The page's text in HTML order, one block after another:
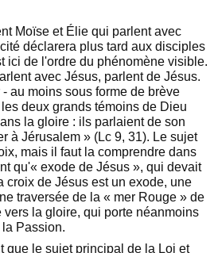
Moïse et Élie qui parlent avec
déclarera plus tard aux disciples
ici de l'ordre du phénomène visible.
avec Jésus, parlent de Jésus.
au moins sous forme de brève
deux grands témoins de Dieu
la gloire : ils parlaient de son
à Jérusalem » (Lc 9, 31). Le sujet
mais il faut la comprendre dans
qu'« exode de Jésus », qui devait
croix de Jésus est un exode, une
traversée de la « mer Rouge » de
vers la gloire, qui porte néanmoins
Passion.
que le sujet principal de la Loi et